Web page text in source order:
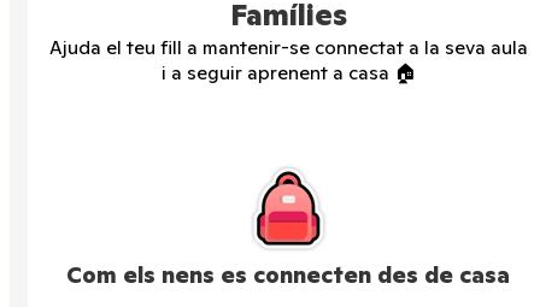
Famílies
Ajuda el teu fill a mantenir-se connectat a la seva aula
i a seguir aprenent a casa 🏠
Com els nens es connecten des de casa